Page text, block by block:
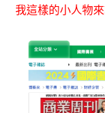
我這樣的小人物